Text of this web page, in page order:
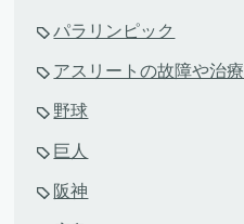
パラリンピック
アスリートの故障や治療
野球
巨人
阪神